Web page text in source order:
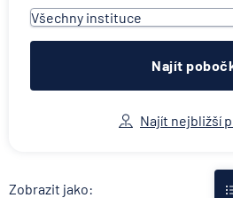
Všechny instituce
Všechny instituce
ACE European Group Ltd
Allianz penzijní společnost
Allianz pojišťovna
AXA Assistance
Najít
Najít nejbližší
Zobrazit jako: